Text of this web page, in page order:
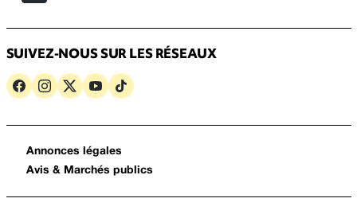
SUIVEZ-NOUS SUR LES RÉSEAUX
Annonces légales
Avis & Marchés publics